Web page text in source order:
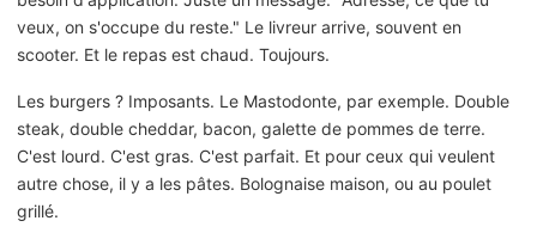
veux, on s'occupe du reste." Le livreur arrive, souvent en
scooter. Et le repas est chaud. Toujours.
Les burgers ? Imposants. Le Mastodonte, par exemple. Double
steak, double cheddar, bacon, galette de pommes de terre.
C'est lourd. C'est gras. C'est parfait. Et pour ceux qui veulent
autre chose, il y a les pâtes. Bolognaise maison, ou au poulet
grillé.